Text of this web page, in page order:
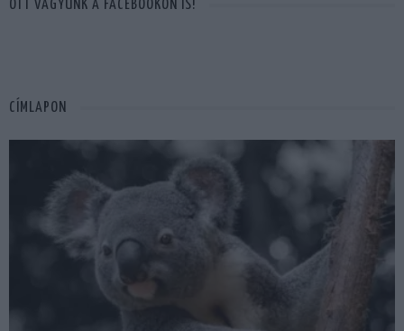
OTT VAGYUNK A FACEBOOKON IS!
CÍMLAPON